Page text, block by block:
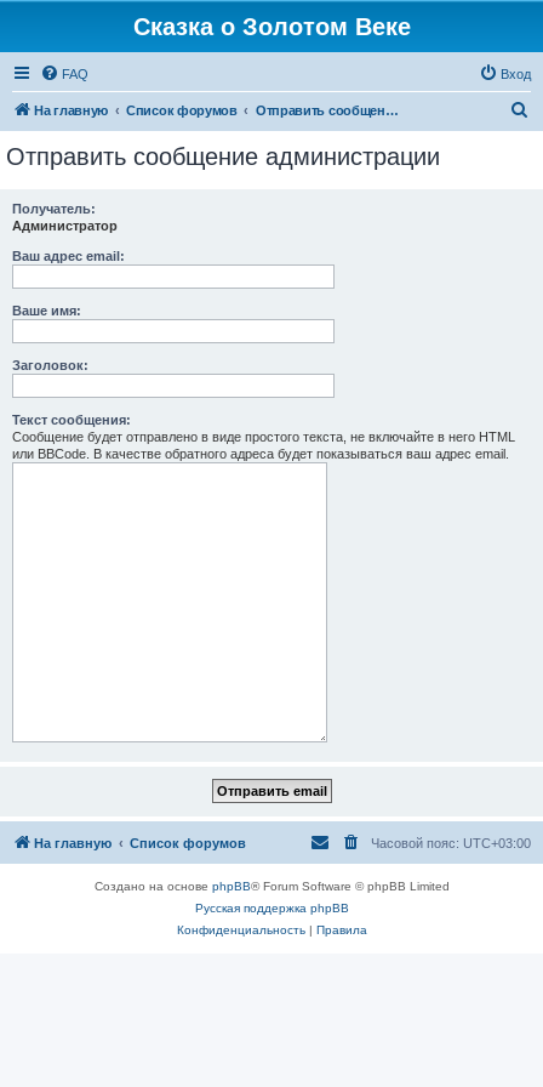
Сказка о Золотом Веке
FAQ Вход
На главную Список форумов Отправить сообщение администрации
Отправить сообщение администрации
Получатель:
Администратор
Ваш адрес email:
Ваше имя:
Заголовок:
Текст сообщения:
Сообщение будет отправлено в виде простого текста, не включайте в него HTML
или BBCode. В качестве обратного адреса будет показываться ваш адрес email.
На главную Список форумов Часовой пояс: UTC+03:00
Создано на основе phpBB® Forum Software © phpBB Limited
Русская поддержка phpBB
Конфиденциальность| Правила